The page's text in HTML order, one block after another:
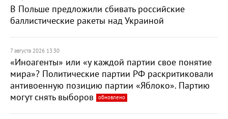
В Польше предложили сбивать российские
баллистические ракеты над Украиной
7 августа 2026 13:30
«Иноагенты» или «у каждой партии свое понятие
мира»? Политические партии РФ раскритиковали
антивоенную позицию партии «Яблоко». Партию
могут снять выборов
обновлено